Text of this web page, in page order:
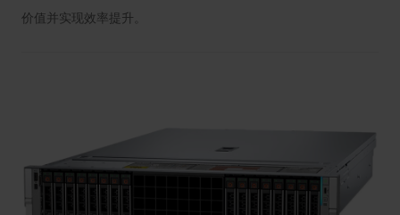
价值并实现效率提升。